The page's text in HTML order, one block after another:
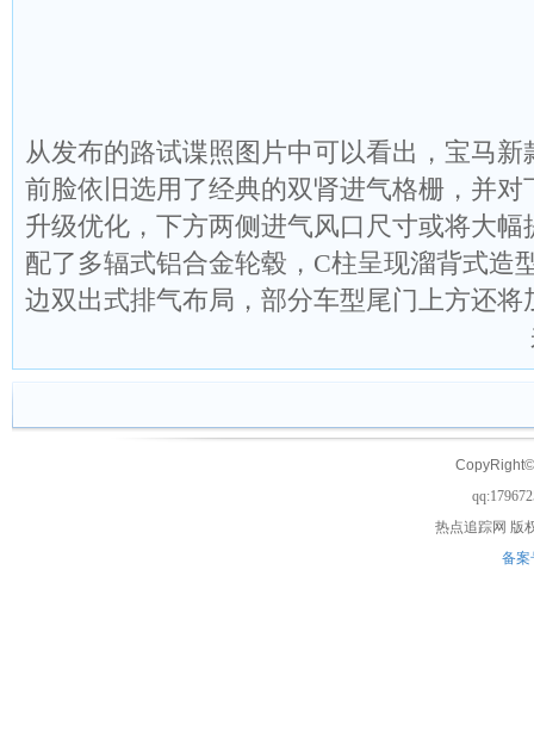
从发布的路试谍照图片中可以看出，宝马新
前脸依旧选用了经典的双肾进气格栅，并对
升级优化，下方两侧进气风口尺寸或将大幅
配了多辐式铝合金轮毂，C柱呈现溜背式造
边双出式排气布局，部分车型尾门上方还将
来源：网
热点追踪网 版
备案